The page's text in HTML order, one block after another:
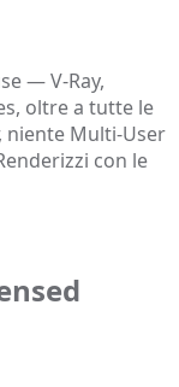
— V-Ray,
oltre a tutte le
niente Multi-User
con le